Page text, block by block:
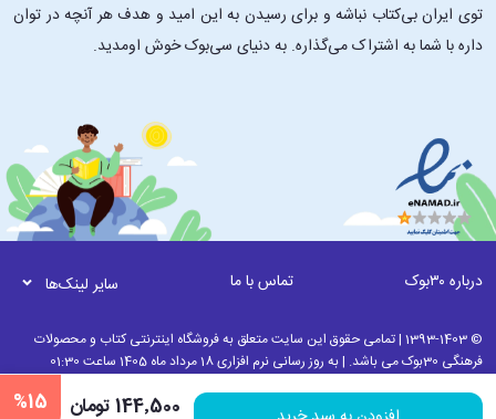
144٬500 تومان %15
توی ایران بی‌کتاب نباشه و برای رسیدن به این امید و هدف هر آنچه در توان
داره با شما به اشتراک می‌گذاره. به دنیای سی‌بوک خوش اومدید.
درباره ۳۰بوک تماس با ما سایر لینک‌ها
© 1393-1403 | تمامی حقوق این سایت متعلق به فروشگاه اینترنتی کتاب و محصولات
فرهنگی 30بوک می باشد. | به روز رسانی نرم افزاری 18 مرداد ماه 1405 ساعت 01:30